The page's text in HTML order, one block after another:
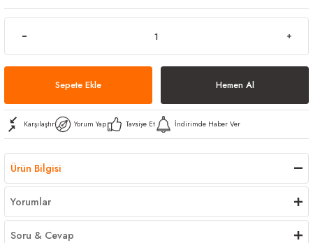
Mikrofiber Bezler
Sepete Ekle Hemen Al
Karşılaştır Yorum Yap Tavsiye Et İndirimde Haber Ver
Ürün Bilgisi
Yorumlar
Soru & Cevap